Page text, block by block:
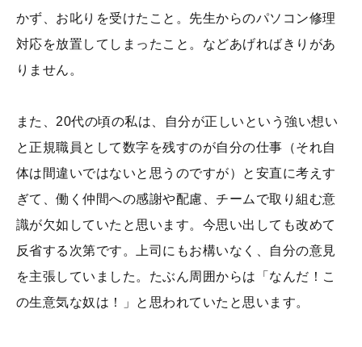
かず、お叱りを受けたこと。先生からのパソコン修理
対応を放置してしまったこと。などあげればきりがあ
りません。
また、20代の頃の私は、自分が正しいという強い想い
と正規職員として数字を残すのが自分の仕事（それ自
体は間違いではないと思うのですが）と安直に考えす
ぎて、働く仲間への感謝や配慮、チームで取り組む意
識が欠如していたと思います。今思い出しても改めて
反省する次第です。上司にもお構いなく、自分の意見
を主張していました。たぶん周囲からは「なんだ！こ
の生意気な奴は！」と思われていたと思います。